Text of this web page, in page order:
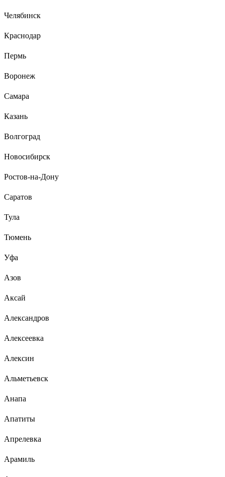
00016654
Подошел как там и был, подбирал по размерам.
Челябинск
Краснодар
Пермь
Воронеж
Самара
Казань
Волгоград
Новосибирск
Ростов-на-Дону
Саратов
Тула
Тюмень
Уфа
Азов
Аксай
Александров
Алексеевка
Алексин
Альметьевск
Анапа
Апатиты
Апрелевка
Арамиль